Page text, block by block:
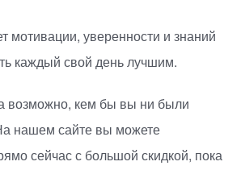
мотивации, уверенности и знаний
каждый свой день лучшим.
возможно, кем бы вы ни были
нашем сайте вы можете
сейчас с большой скидкой, пока